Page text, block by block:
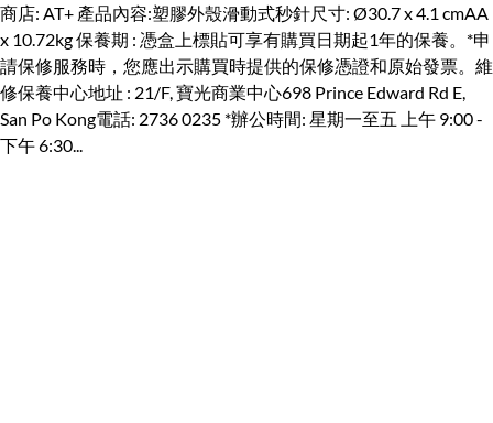
商店: AT+ 產品內容:塑膠外殼滑動式秒針尺寸: Ø30.7 x 4.1 cmAA
x 10.72kg 保養期 : 憑盒上標貼可享有購買日期起1年的保養。*申
請保修服務時，您應出示購買時提供的保修憑證和原始發票。維
修保養中心地址 : 21/F, 寶光商業中心698 Prince Edward Rd E,
San Po Kong電話: 2736 0235 *辦公時間: 星期一至五 上午 9:00 -
下午 6:30...